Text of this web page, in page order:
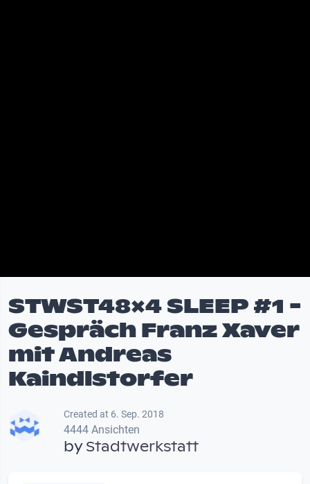
STWST48x4 SLEEP #1 -
Gespräch Franz Xaver
mit Andreas
Kaindlstorfer
Created at 6. Sep. 2018
4444 Ansichten
byStadtwerkstatt